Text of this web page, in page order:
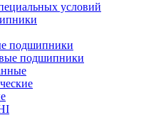
условий
подшипники
подшипники